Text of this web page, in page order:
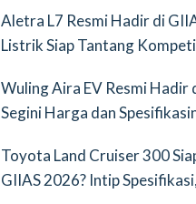
Aletra L7 Resmi Hadir di
Listrik Siap Tantang
Wuling Aira EV Resmi Hadir
Segini Harga dan
Toyota Land Cruiser 300
GIIAS 2026? Intip